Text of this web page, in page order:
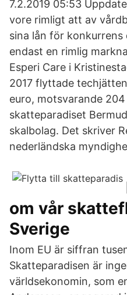
7.2.2019 05:53
vore rimligt att av
sina lån för konkurrens
endast en rimlig
Esperi Care i
2017 flyttade
euro, motsvarande
skatteparadiset
skalbolag. Det skriver
nederländska
om vår
Sverige
Inom EU är siffran
Skatteparadisen är
världsekonomin, som